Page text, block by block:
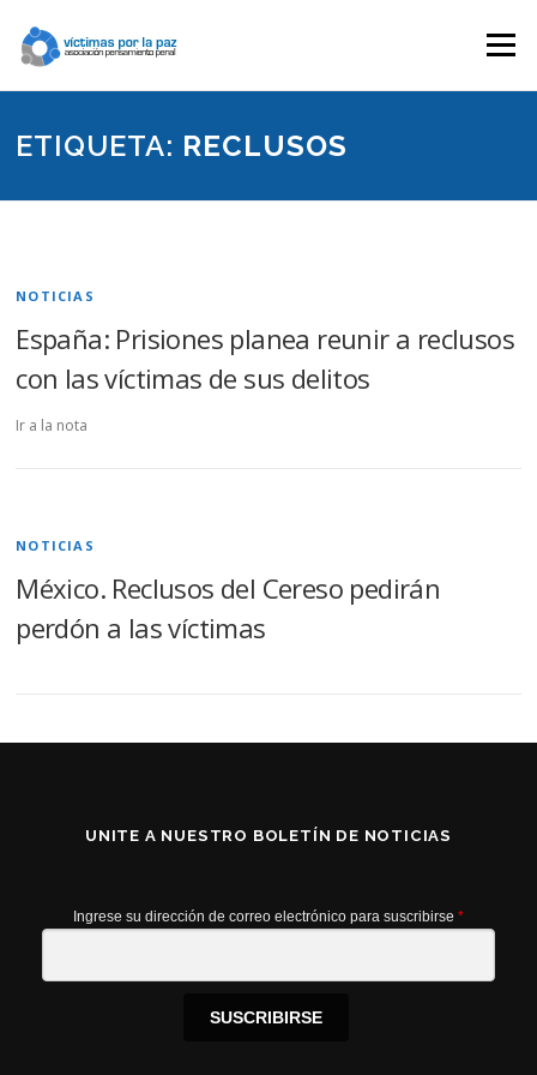
contenido
Menú
ETIQUETA: RECLUSOS
NOTICIAS
España: Prisiones planea reunir a reclusos
con las víctimas de sus delitos
Ir a la nota
NOTICIAS
México. Reclusos del Cereso pedirán
perdón a las víctimas
UNITE A NUESTRO BOLETÍN DE NOTICIAS
Ingrese su dirección de correo electrónico para suscribirse *
SUSCRIBIRSE